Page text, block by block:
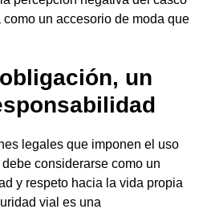
un accesorio de moda que
un
legales que imponen el uso
considerarse como un
y respeto hacia la vida propia
vial es una